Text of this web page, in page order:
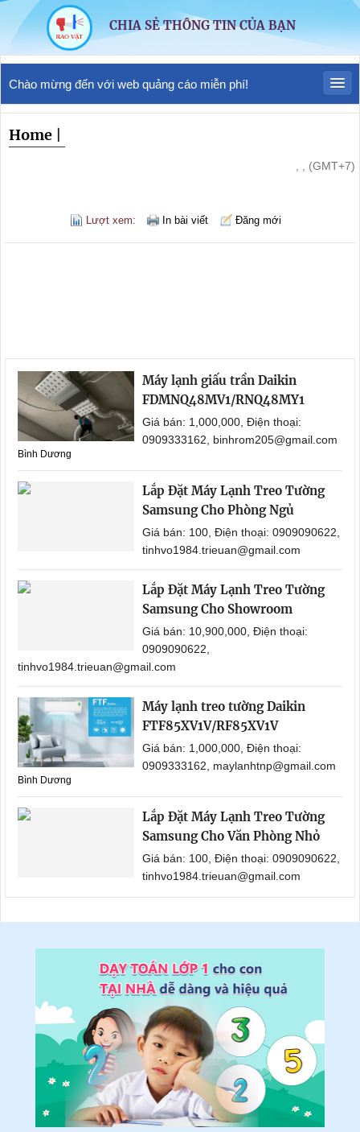
CHIA SẺ THÔNG TIN CỦA BẠN
Chào mừng đến với web quảng cáo miễn phí!
Home
, , (GMT+7)
Lượt xem: In bài viết Đăng mới
Máy lạnh giấu trần Daikin
FDMNQ48MV1/RNQ48MY1
Giá bán: 1,000,000, Điện thoại:
0909333162, binhrom205@gmail.com
Bình Dương
Lắp Đặt Máy Lạnh Treo Tường
Samsung Cho Phòng Ngủ
Giá bán: 100, Điện thoại: 0909090622,
tinhvo1984.trieuan@gmail.com
Lắp Đặt Máy Lạnh Treo Tường
Samsung Cho Showroom
Giá bán: 10,900,000, Điện thoại:
0909090622,
tinhvo1984.trieuan@gmail.com
Máy lạnh treo tường Daikin
FTF85XV1V/RF85XV1V
Giá bán: 1,000,000, Điện thoại:
0909333162, maylanhtnp@gmail.com
Bình Dương
Lắp Đặt Máy Lạnh Treo Tường
Samsung Cho Văn Phòng Nhỏ
Giá bán: 100, Điện thoại: 0909090622,
tinhvo1984.trieuan@gmail.com